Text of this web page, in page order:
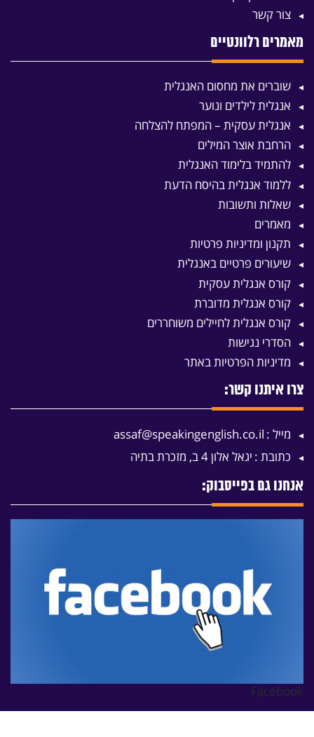
צור קשר
מאמרים רלוונטיים
שוברים את מחסום האנגלית
אנגלית לילדים ונוער
אנגלית עסקית – המפתח להצלחה
הרחבת אוצר המילים
להתמיד בלימוד האנגלית
ללמוד אנגלית בהיסח הדעת
שאלות ותשובות
מאמרים
תקנון ומדיניות פרטיות
שיעורים פרטיים באנגלית
קורס אנגלית עסקית
קורס אנגלית מדוברת
קורס אנגלית לחיילים משוחררים
הסדרי נגישות
מדיניות הפרטיות באתר
צרו איתנו קשר:
מייל : assaf@speakingenglish.co.il
כתובת : יגאל אלון 4 ב, מזכרת בתיה
אנחנו גם בפייסבוק:
Facebook